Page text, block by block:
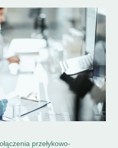
przełykowo-